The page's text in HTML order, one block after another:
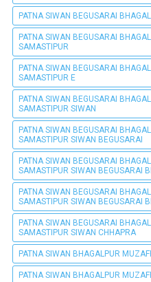
PATNA SIWAN BEGUSARAI
PATNA SIWAN BEGUSARAI
SAMASTIPUR
PATNA SIWAN BEGUSARAI
SAMASTIPUR E
PATNA SIWAN BEGUSARAI
SAMASTIPUR SIWAN
PATNA SIWAN BEGUSARAI
SAMASTIPUR SIWAN BEGUSARAI
PATNA SIWAN BEGUSARAI
SAMASTIPUR SIWAN BEGUSARAI
PATNA SIWAN BEGUSARAI
SAMASTIPUR SIWAN BEGUSARAI
PATNA SIWAN BEGUSARAI
SAMASTIPUR SIWAN CHHAPRA
PATNA SIWAN BHAGALPUR
PATNA SIWAN BHAGALPUR